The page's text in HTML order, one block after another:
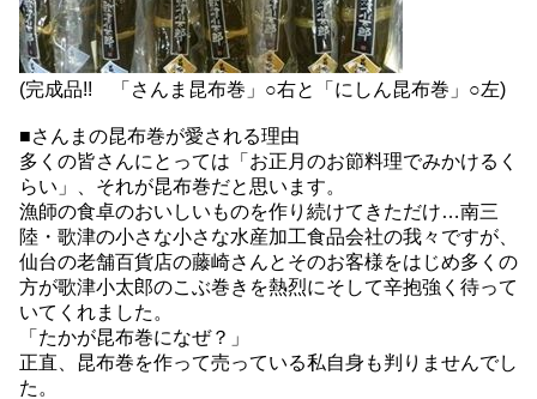
(完成品!! 「さんま昆布巻」○右と「にしん昆布巻」○左)
■さんまの昆布巻が愛される理由
多くの皆さんにとっては「お正月のお節料理でみかけるく
らい」、それが昆布巻だと思います。
漁師の食卓のおいしいものを作り続けてきただけ…南三
陸・歌津の小さな小さな水産加工食品会社の我々ですが、
仙台の老舗百貨店の藤崎さんとそのお客様をはじめ多くの
方が歌津小太郎のこぶ巻きを熱烈にそして辛抱強く待って
いてくれました。
「たかが昆布巻になぜ？」
正直、昆布巻を作って売っている私自身も判りませんでし
た。